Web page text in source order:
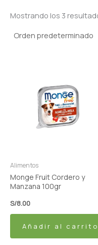
Mostrando los 3
Alimentos
Monge Fruit Cordero y
Manzana 100gr
S/8.00
Añadir al carrito